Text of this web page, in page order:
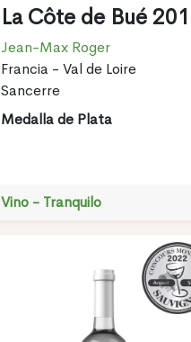
La Côte de Bué
Jean-Max Roger
Francia - Val de Loire
Sancerre
Medalla de Plata
Vino - Tranquilo